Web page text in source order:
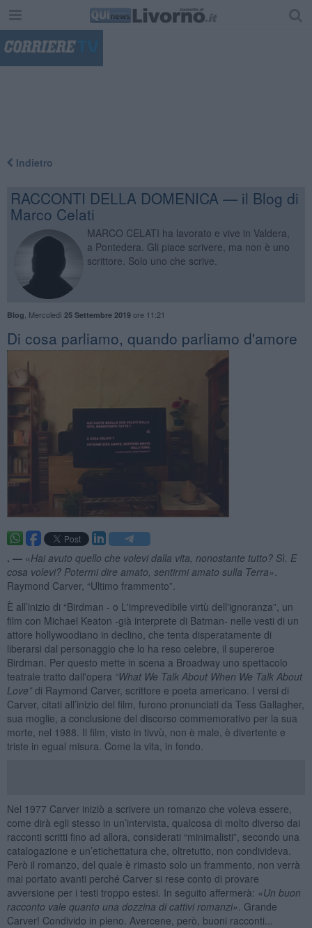
Indietro
RACCONTI DELLA DOMENICA — il Blog di
Marco Celati
MARCO CELATI ha lavorato e vive in Valdera,
a Pontedera. Gli piace scrivere, ma non è uno
scrittore. Solo uno che scrive.
Blog Mercoledì 25 Settembre 2019ore 11:21
Di cosa parliamo, quando parliamo d'amore
. — «Hai avuto quello che volevi dalla vita, nonostante tutto? Sì. E
cosa volevi? Potermi dire amato, sentirmi amato sulla Terra»
Raymond Carver, “Ultimo frammento”.
È all’inizio di “Birdman - o L'imprevedibile virtù dell'ignoranza”, un
film con Michael Keaton -già interprete di Batman- nelle vesti di un
attore hollywoodiano in declino, che tenta disperatamente di
liberarsi dal personaggio che lo ha reso celebre, il supereroe
Birdman. Per questo mette in scena a Broadway uno spettacolo
teatrale tratto dall'opera “What We Talk About When We Talk About
Love”di Raymond Carver, scrittore e poeta americano. I versi di
Carver, citati all’inizio del film, furono pronunciati da Tess Gallagher,
sua moglie, a conclusione del discorso commemorativo per la sua
morte, nel 1988. Il film, visto in tivvù, non è male, è divertente e
triste in egual misura. Come la vita, in fondo.
Nel 1977 Carver iniziò a scrivere un romanzo che voleva essere,
come dirà egli stesso in un’intervista, qualcosa di molto diverso dai
racconti scritti fino ad allora, considerati “minimalisti”, secondo una
catalogazione e un’etichettatura che, oltretutto, non condivideva.
Però il romanzo, del quale è rimasto solo un frammento, non verrà
mai portato avanti perché Carver si rese conto di provare
avversione per i testi troppo estesi. In seguito affermerà: «Un buon
racconto vale quanto una dozzina di cattivi romanzi» . Grande
Carver! Condivido in pieno. Avercene, però, buoni racconti...